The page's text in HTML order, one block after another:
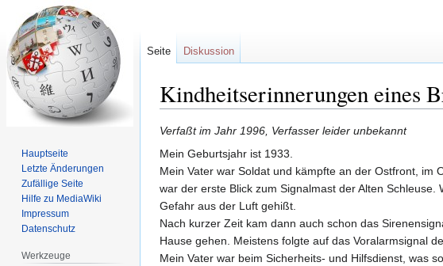
Kindheitserinnerungen eines
Zur
Navigation
springen
Zur
Suche
springen
Verfaßt im Jahr 1996, Verfasser leider unbekannt
Mein Geburtsjahr ist 1933.
Mein Vater war Soldat und kämpfte an der Ostfront, im
war der erste Blick zum Signalmast der Alten
Gefahr aus der Luft gehißt.
Nach kurzer Zeit kam dann auch schon das
Hause gehen. Meistens folgte auf das Voralarmsignal
Mein Vater war beim Sicherheits- und Hilfsdienst, was
Seite Diskussion
Hauptseite
Letzte Änderungen
Zufällige Seite
Hilfe zu MediaWiki
Impressum
Datenschutz
Werkzeuge